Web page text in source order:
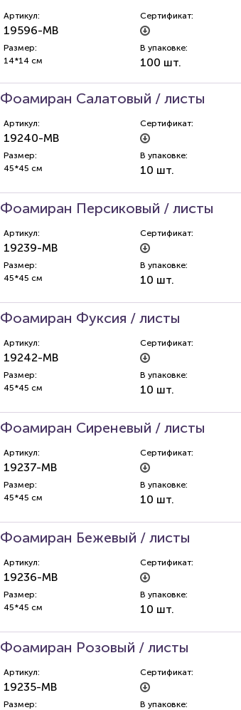
Артикул:
19596-MB
Сертификат:
Размер:
14*14 см
В упаковке:
100 шт.
Фоамиран Салатовый / листы
Артикул:
19240-MB
Сертификат:
Размер:
45*45 см
В упаковке:
10 шт.
Фоамиран Персиковый / листы
Артикул:
19239-MB
Сертификат:
Размер:
45*45 см
В упаковке:
10 шт.
Фоамиран Фуксия / листы
Артикул:
19242-MB
Сертификат:
Размер:
45*45 см
В упаковке:
10 шт.
Фоамиран Сиреневый / листы
Артикул:
19237-MB
Сертификат:
Размер:
45*45 см
В упаковке:
10 шт.
Фоамиран Бежевый / листы
Артикул:
19236-MB
Сертификат:
Размер:
45*45 см
В упаковке:
10 шт.
Фоамиран Розовый / листы
Артикул:
19235-MB
Сертификат:
Размер:
В упаковке: